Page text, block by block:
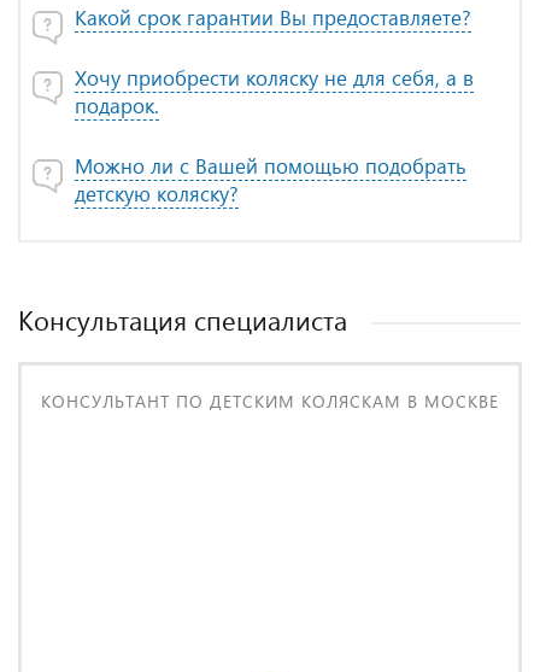
Какой срок гарантии Вы предоставляете?
Хочу приобрести коляску не для себя, а в
подарок.
Можно ли с Вашей помощью подобрать
детскую коляску?
Консультация специалиста
КОНСУЛЬТАНТ ПО ДЕТСКИМ КОЛЯСКАМ В МОСКВЕ